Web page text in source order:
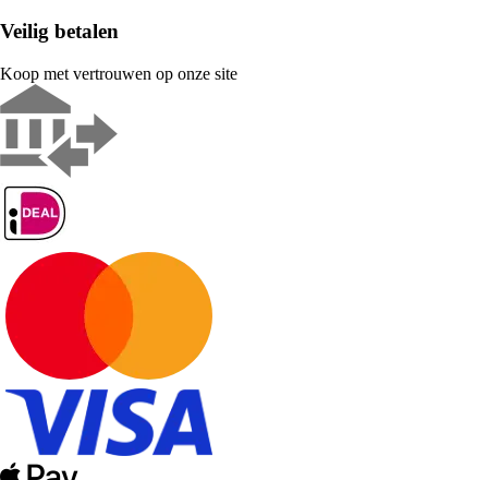
Veilig betalen
Koop met vertrouwen op onze site